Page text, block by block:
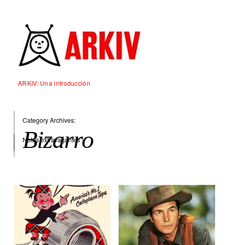
ARKIV: Una introducción
Category Archives:
Bizarro
Notas extravagantes